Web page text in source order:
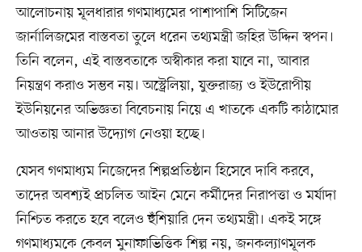
আলোচনায় মূলধারার গণমাধ্যমের পাশাপাশি সিটিজেন
জার্নালিজমের বাস্তবতা তুলে ধরেন তথ্যমন্ত্রী জহির উদ্দিন স্বপন।
তিনি বলেন, এই বাস্তবতাকে অস্বীকার করা যাবে না, আবার
নিয়ন্ত্রণ করাও সম্ভব নয়। অস্ট্রেলিয়া, যুক্তরাজ্য ও ইউরোপীয়
ইউনিয়নের অভিজ্ঞতা বিবেচনায় নিয়ে এ খাতকে একটি কাঠামোর
আওতায় আনার উদ্যোগ নেওয়া হচ্ছে।
যেসব গণমাধ্যম নিজেদের শিল্পপ্রতিষ্ঠান হিসেবে দাবি করবে,
তাদের অবশ্যই প্রচলিত আইন মেনে কর্মীদের নিরাপত্তা ও মর্যাদা
নিশ্চিত করতে হবে বলেও হুঁশিয়ারি দেন তথ্যমন্ত্রী। একই সঙ্গে
গণমাধ্যমকে কেবল মুনাফাভিত্তিক শিল্প নয়, জনকল্যাণমূলক